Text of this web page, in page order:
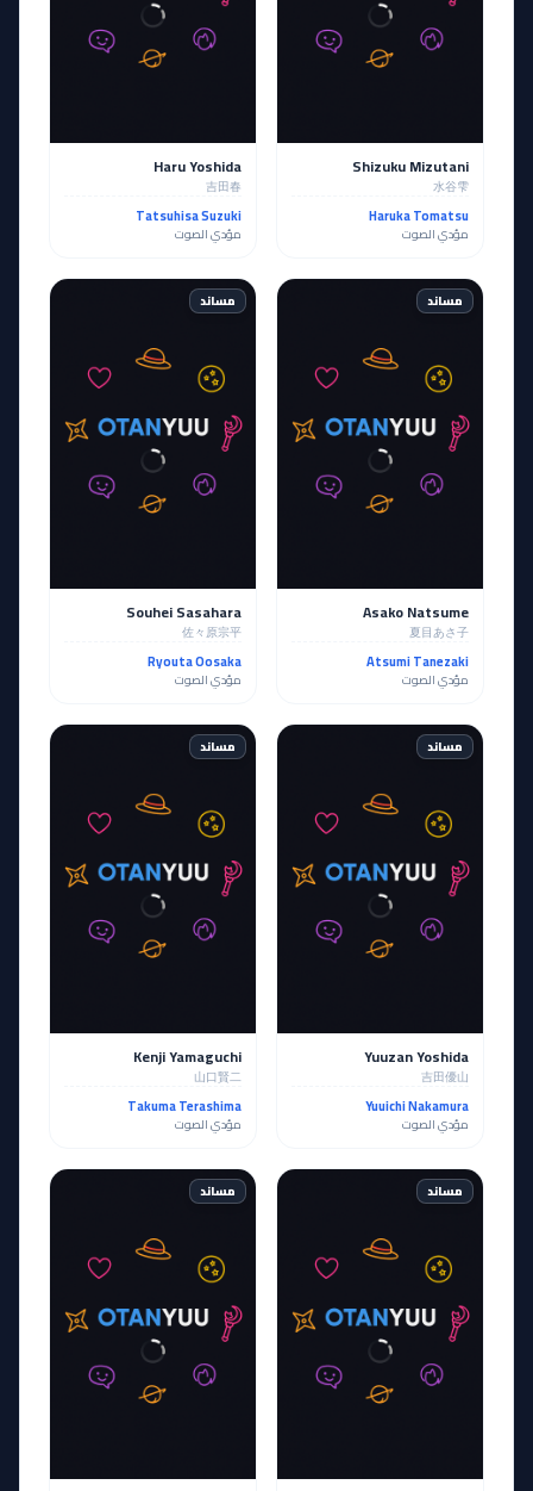
Shizuku Mizutani
水谷雫
Haruka Tomatsu
مؤدي الصوت
Haru Yoshida
吉田春
Tatsuhisa Suzuki
مؤدي الصوت
مساند
Asako Natsume
夏目あさ子
Atsumi Tanezaki
مؤدي الصوت
مساند
Souhei Sasahara
佐々原宗平
Ryouta Oosaka
مؤدي الصوت
مساند
Yuuzan Yoshida
吉田優山
Yuuichi Nakamura
مؤدي الصوت
مساند
Kenji Yamaguchi
山口賢二
Takuma Terashima
مؤدي الصوت
مساند مساند